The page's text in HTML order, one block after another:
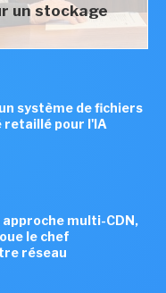
un stockage
système de fichiers
retaillé pour l'IA
approche multi-CDN,
le chef
réseau